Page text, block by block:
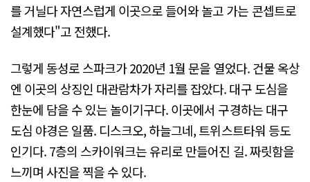
를 거닐다 자연스럽게 이곳으로 들어와 놀고 가는 콘셉트로
설계했다"고 전했다.
그렇게 동성로 스파크가 2020년 1월 문을 열었다. 건물 옥상
엔 이곳의 상징인 대관람차가 자리를 잡았다. 대구 도심을
한눈에 담을 수 있는 놀이기구다. 이곳에서 구경하는 대구
도심 야경은 일품. 디스크오, 하늘그네, 트위스트타워 등도
인기다. 7층의 스카이워크는 유리로 만들어진 길. 짜릿함을
느끼며 사진을 찍을 수 있다.